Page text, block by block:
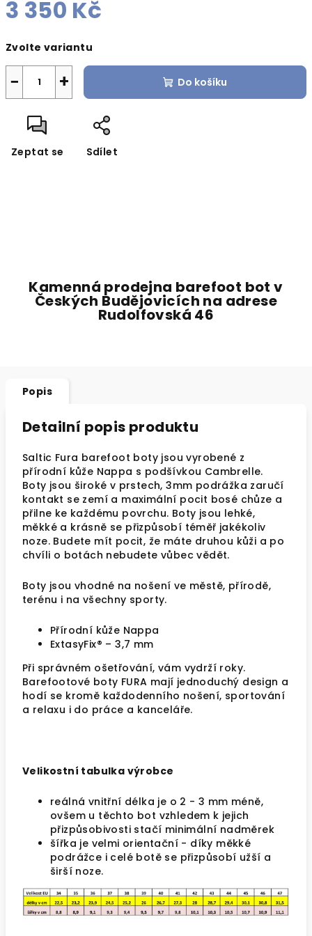
3 350 Kč
cena:
Zvolte variantu
+
− Do košíku
Zeptat se Sdílet
Kamenná prodejna barefoot bot v
Českých Budějovicích na adrese
Rudolfovská 46
Popis
Detailní popis produktu
Saltic Fura barefoot boty jsou vyrobené z
přírodní kůže Nappa s podšívkou Cambrelle.
Boty jsou široké v prstech, 3mm podrážka zaručí
kontakt se zemí a maximální pocit bosé chůze a
přilne ke každému povrchu. Boty jsou lehké,
měkké a krásně se přizpůsobí téměř jakékoliv
noze. Budete mít pocit, že máte druhou kůži a po
chvíli o botách nebudete vůbec vědět.
Boty jsou vhodné na nošení ve městě, přírodě,
terénu i na všechny sporty.
Přírodní kůže Nappa
ExtasyFix® – 3,7 mm
Při správném ošetřování, vám vydrží roky.
Barefootové boty FURA mají jednoduchý design a
hodí se kromě každodenního nošení, sportování
a relaxu i do práce a kanceláře.
Velikostní tabulka výrobce
reálná vnitřní délka je o 2 - 3 mm méně,
ovšem u těchto bot vzhledem k jejich
přizpůsobivosti stačí minimální nadměrek
šířka je velmi orientační - díky měkké
podrážce i celé botě se přizpůsobí užší a
širší noze.